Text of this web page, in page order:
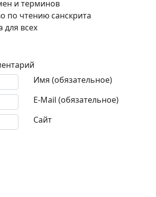
и терминов
по чтению санскрита
для всех
Имя (обязательное)
E-Mail (обязательное)
Сайт